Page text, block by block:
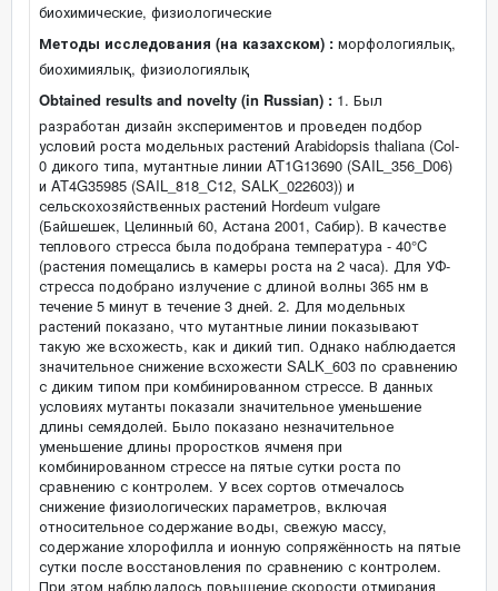
биохимические, физиологические
Методы исследования (на казахском) : морфологиялық,
биохимиялық, физиологиялық
Obtained results and novelty (in Russian) : 1. Был
разработан дизайн экспериментов и проведен подбор
условий роста модельных растений Arabidopsis thaliana (Col-
0 дикого типа, мутантные линии AT1G13690 (SAIL_356_D06)
и AT4G35985 (SAIL_818_C12, SALK_022603)) и
сельскохозяйственных растений Hordeum vulgare
(Байшешек, Целинный 60, Астана 2001, Сабир). В качестве
теплового стресса была подобрана температура - 40°C
(растения помещались в камеры роста на 2 часа). Для УФ-
стресса подобрано излучение с длиной волны 365 нм в
течение 5 минут в течение 3 дней. 2. Для модельных
растений показано, что мутантные линии показывают
такую же всхожесть, как и дикий тип. Однако наблюдается
значительное снижение всхожести SALK_603 по сравнению
с диким типом при комбинированном стрессе. В данных
условиях мутанты показали значительное уменьшение
длины семядолей. Было показано незначительное
уменьшение длины проростков ячменя при
комбинированном стрессе на пятые сутки роста по
сравнению с контролем. У всех сортов отмечалось
снижение физиологических параметров, включая
относительное содержание воды, свежую массу,
содержание хлорофилла и ионную сопряжённость на пятые
сутки после восстановления по сравнению с контролем.
При этом наблюдалось повышение скорости отмирания